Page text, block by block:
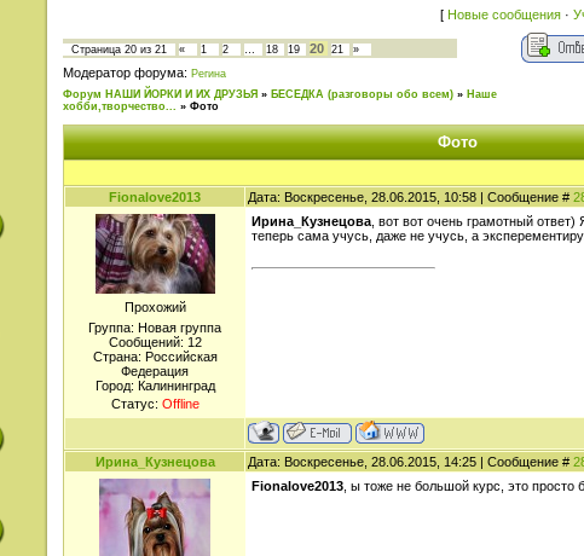
[ Новые сообщения ·
Страница 20 из 21 « 1 2 … 18 19 20 21 »
Модератор форума: Регина
Форум НАШИ ЙОРКИ И ИХ ДРУЗЬЯ » БЕСЕДКА (разговоры обо всем) » Наше
хобби,творчество... » Фото
Фото
Fionalove2013 Дата: Воскресенье, 28.06.2015, 10:58 | Сообщение #
Прохожий
Группа: Новая группа
Сообщений: 12
Страна: Российская
Федерация
Город: Калининград
Статус: Offline
Ирина_Кузнецова , вот вот очень грамотный
теперь сама учусь, даже не учусь, а
Ирина_Кузнецова Дата: Воскресенье, 28.06.2015, 14:25 | Сообщение #
Fionalove2013 , ы тоже не большой курс, это просто